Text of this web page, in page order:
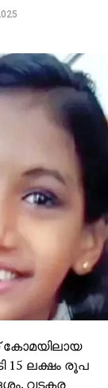
15 ലക്ഷം രൂപ
വടകര